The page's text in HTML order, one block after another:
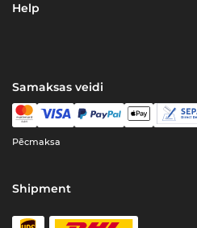
Help
Samaksas veidi
Pēcmaksa
Shipment